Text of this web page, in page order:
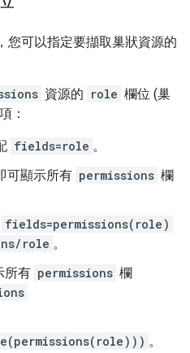
您可以指定要擷取巢狀資源的
資源的 role 欄位 (巢
：
fields=role 。
可顯示所有 permissions 欄
fields=permissions(role)
role 。
所有 permissions 欄
。